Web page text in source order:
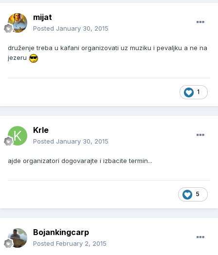
mijat
Posted January 30, 2015
druženje treba u kafani organizovati uz muziku i pevaljku a ne na
jezeru
1
Krle
Posted January 30, 2015
ajde organizatori dogovarajte i izbacite termin...
5
Bojankingcarp
Posted February 2, 2015